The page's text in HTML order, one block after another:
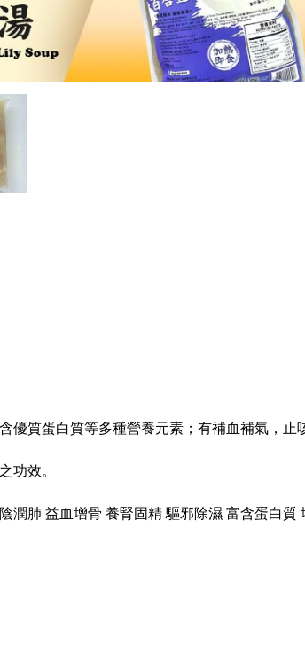
優質蛋白質等多種營養元素；有補血補氣，
功效。
肺 益血增骨 養腎固精 驅邪除濕 富含蛋白質